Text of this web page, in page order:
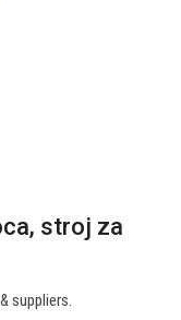
stroj za
suppliers.